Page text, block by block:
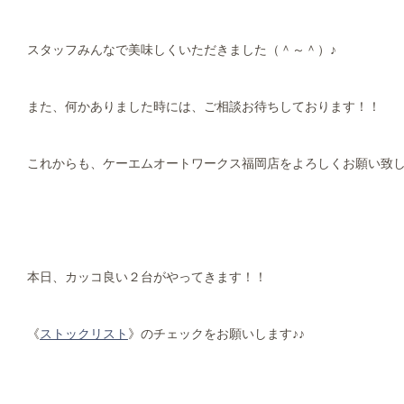
スタッフみんなで美味しくいただきました（＾～＾）♪
また、何かありました時には、ご相談お待ちしております！！
これからも、ケーエムオートワークス福岡店をよろしくお願い致
本日、カッコ良い２台がやってきます！！
《ストックリスト 》のチェックをお願いします♪♪